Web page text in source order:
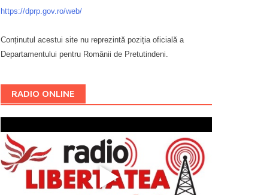
https://dprp.gov.ro/web/
Conținutul acestui site nu reprezintă poziția oficială a
Departamentului pentru Românii de Pretutindeni.
RADIO ONLINE